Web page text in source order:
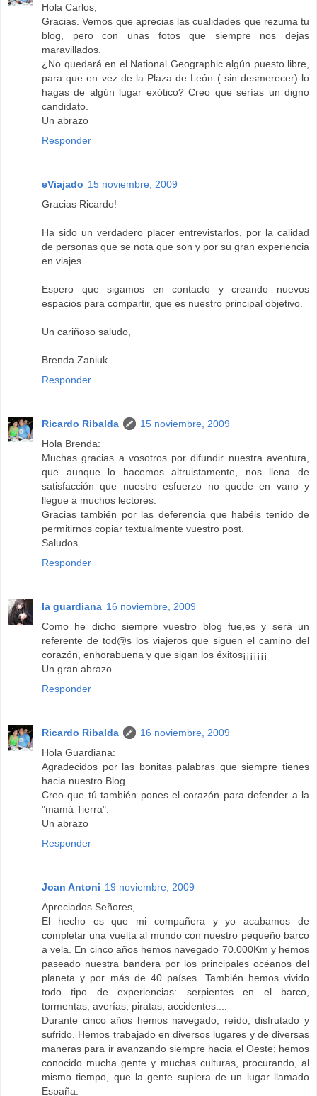
Hola Carlos;
Gracias. Vemos que aprecias las cualidades que rezuma tu
blog, pero con unas fotos que siempre nos dejas
maravillados.
¿No quedará en el National Geographic algún puesto libre,
para que en vez de la Plaza de León ( sin desmerecer) lo
hagas de algún lugar exótico? Creo que serías un digno
candidato.
Un abrazo
Responder
eViajado 15 noviembre, 2009
Gracias Ricardo!
Ha sido un verdadero placer entrevistarlos, por la calidad
de personas que se nota que son y por su gran experiencia
en viajes.
Espero que sigamos en contacto y creando nuevos
espacios para compartir, que es nuestro principal objetivo.
Un cariñoso saludo,
Brenda Zaniuk
Responder
Ricardo Ribalda
15 noviembre, 2009
Hola Brenda:
Muchas gracias a vosotros por difundir nuestra aventura,
que aunque lo hacemos altruistamente, nos llena de
satisfacción que nuestro esfuerzo no quede en vano y
llegue a muchos lectores.
Gracias también por las deferencia que habéis tenido de
permitirnos copiar textualmente vuestro post.
Saludos
Responder
la guardiana 16 noviembre, 2009
Como he dicho siempre vuestro blog fue,es y será un
referente de tod@s los viajeros que siguen el camino del
corazón, enhorabuena y que sigan los éxitos¡¡¡¡¡¡¡
Un gran abrazo
Responder
Ricardo Ribalda
16 noviembre, 2009
Hola Guardiana:
Agradecidos por las bonitas palabras que siempre tienes
hacia nuestro Blog.
Creo que tú también pones el corazón para defender a la
"mamá Tierra".
Un abrazo
Responder
Joan Antoni 19 noviembre, 2009
Apreciados Señores,
El hecho es que mi compañera y yo acabamos de
completar una vuelta al mundo con nuestro pequeño barco
a vela. En cinco años hemos navegado 70.000Km y hemos
paseado nuestra bandera por los principales océanos del
planeta y por más de 40 países. También hemos vivido
todo tipo de experiencias: serpientes en el barco,
tormentas, averías, piratas, accidentes....
Durante cinco años hemos navegado, reído, disfrutado y
sufrido. Hemos trabajado en diversos lugares y de diversas
maneras para ir avanzando siempre hacia el Oeste; hemos
conocido mucha gente y muchas culturas, procurando, al
mismo tiempo, que la gente supiera de un lugar llamado
España.